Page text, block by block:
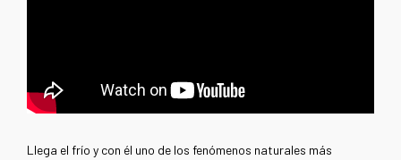
Llega el frío y con él uno de los fenómenos naturales más